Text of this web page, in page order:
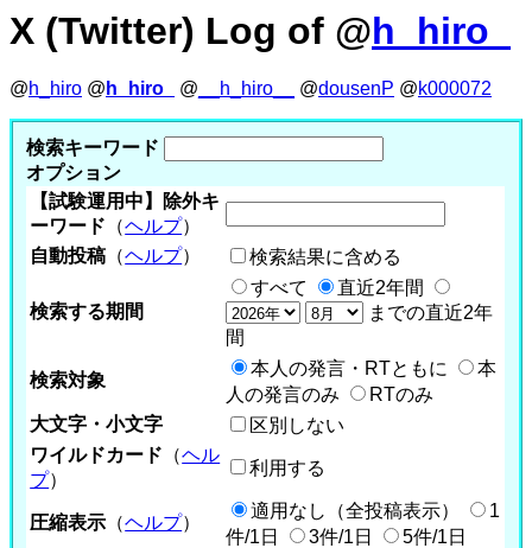
X (Twitter) Log of @h_hiro_
@h_hiro @ h_hiro_ @ __h_hiro__ @dousenP @k000072
検索キーワード
オプション
【試験運用中】除外キ
ーワード （ヘルプ）
自動投稿 （ヘルプ） 検索結果に含める
検索する期間
すべて
直近2年間
までの直近2年
間
検索対象
本人の発言・RTともに
本
人の発言のみ
RTのみ
大文字・小文字
区別しない
ワイルドカード （ヘル
プ）
利用する
圧縮表示 （ヘルプ）
適用なし（全投稿表示）
1
件/1日
3件/1日 5件/1日